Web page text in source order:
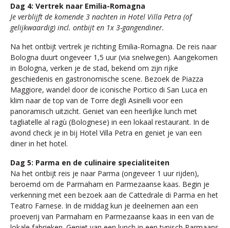
Dag 4: Vertrek naar Emilia-Romagna
Je verblijft de komende 3 nachten in Hotel Villa Petra (of
gelijkwaardig) incl. ontbijt en 1x 3-gangendiner.
Na het ontbijt vertrek je richting Emilia-Romagna. De reis naar
Bologna duurt ongeveer 1,5 uur (via snelwegen). Aangekomen
in Bologna, verken je de stad, bekend om zijn rijke
geschiedenis en gastronomische scene. Bezoek de Piazza
Maggiore, wandel door de iconische Portico di San Luca en
klim naar de top van de Torre degli Asinelli voor een
panoramisch uitzicht. Geniet van een heerlijke lunch met
tagliatelle al ragù (Bolognese) in een lokaal restaurant. In de
avond check je in bij Hotel Villa Petra en geniet je van een
diner in het hotel.
Dag 5: Parma en de culinaire specialiteiten
Na het ontbijt reis je naar Parma (ongeveer 1 uur rijden),
beroemd om de Parmaham en Parmezaanse kaas. Begin je
verkenning met een bezoek aan de Cattedrale di Parma en het
Teatro Farnese. In de middag kun je deelnemen aan een
proeverij van Parmaham en Parmezaanse kaas in een van de